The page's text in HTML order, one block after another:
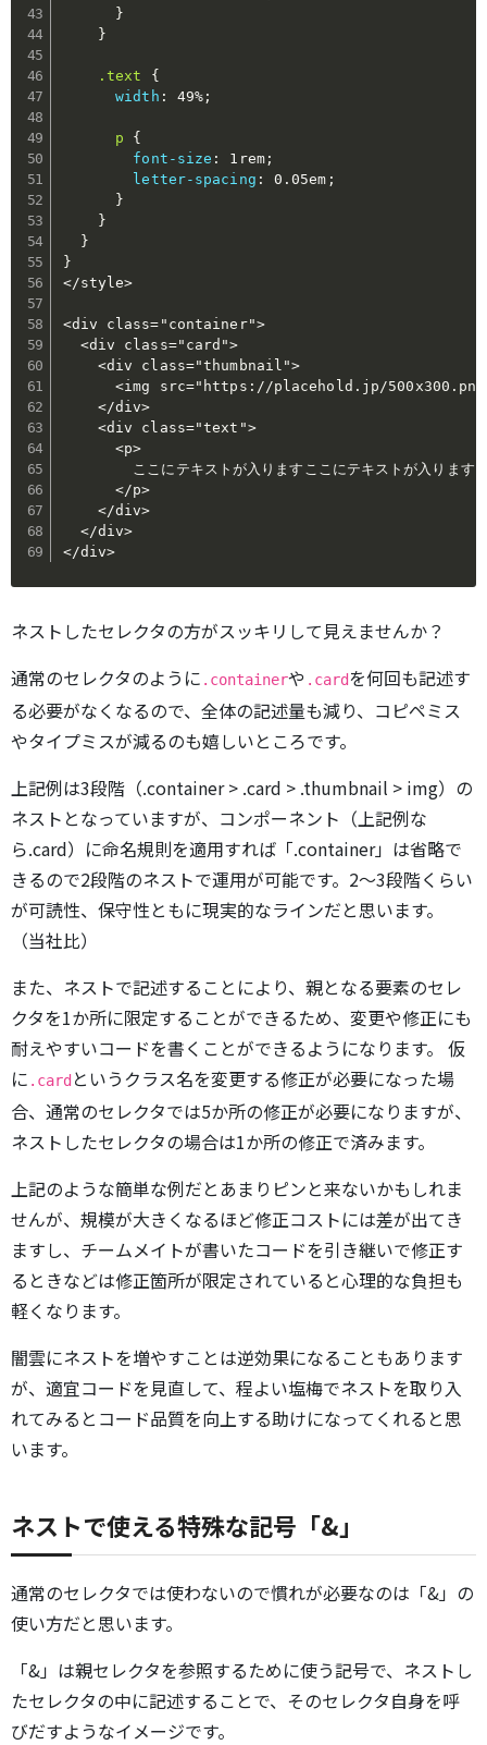
}
}
.text
{
width : 49% ;
p
{
font-size : 1rem;
letter-spacing : 0.05em ;
}
}
}
}
</style>
<div class= "container">
  <div class=
"card">
    <div class=
"thumbnail">
      <img src=
"https://placehold.jp/
    </div>
    <div class=
"text">
      <p>
ここにテキストが入りますここにテキストが入ります
      </p>
    </div>
  </div>
</div>
ネストしたセレクタの方がスッキリして見えませんか？
通常のセレクタのように .containerや .cardを何回も記述す
る必要がなくなるので、全体の記述量も減り、コピペミス
やタイプミスが減るのも嬉しいところです。
上記例は3段階（.container > .card > .thumbnail > img）の
ネストとなっていますが、コンポーネント（上記例な
ら.card）に命名規則を適用すれば「.container」は省略で
きるので2段階のネストで運用が可能です。2～3段階くらい
が可読性、保守性ともに現実的なラインだと思います。
（当社比）
また、ネストで記述することにより、親となる要素のセレ
クタを1か所に限定することができるため、変更や修正にも
耐えやすいコードを書くことができるようになります。 仮
に .card というクラス名を変更する修正が必要になった場
合、通常のセレクタでは5か所の修正が必要になりますが、
ネストしたセレクタの場合は1か所の修正で済みます。
上記のような簡単な例だとあまりピンと来ないかもしれま
せんが、規模が大きくなるほど修正コストには差が出てき
ますし、チームメイトが書いたコードを引き継いで修正す
るときなどは修正箇所が限定されていると心理的な負担も
軽くなります。
闇雲にネストを増やすことは逆効果になることもあります
が、適宜コードを見直して、程よい塩梅でネストを取り入
れてみるとコード品質を向上する助けになってくれると思
います。
ネストで使える特殊な記号「&」
通常のセレクタでは使わないので慣れが必要なのは「&」の
使い方だと思います。
「&」は親セレクタを参照するために使う記号で、ネストし
たセレクタの中に記述することで、そのセレクタ自身を呼
びだすようなイメージです。